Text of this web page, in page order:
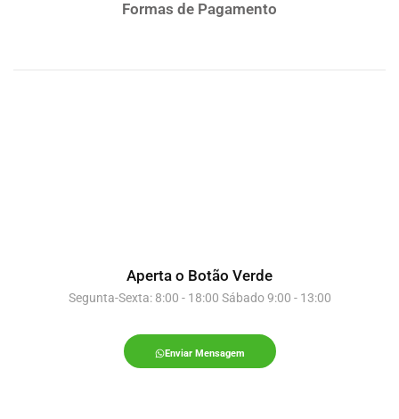
Formas de Pagamento
Aperta o Botão Verde
Segunta-Sexta: 8:00 - 18:00 Sábado 9:00 - 13:00
Enviar Mensagem